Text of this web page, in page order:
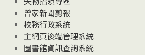
曾家新聞剪報
校務行政系統
主網頁後端管理系統
圖書館資訊查詢系統